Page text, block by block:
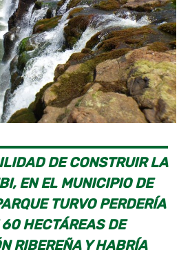
DE CONSTRUIR LA
EN EL MUNICIPIO DE
TURVO PERDERÍA
HECTÁREAS DE
RIBEREÑA Y HABRÍA